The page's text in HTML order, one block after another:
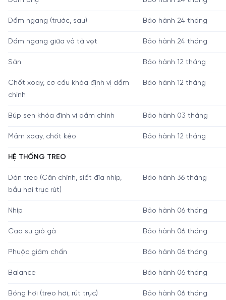
Dầm ngang (trước, sau) Bảo hành 24 tháng
Dầm ngang giữa và tà vẹt Bảo hành 24 tháng
Sàn Bảo hành 12 tháng
Chốt xoay, cơ cấu khóa định vị dầm
chính
Bảo hành 12 tháng
Búp sen khóa định vị dầm chính Bảo hành 03 tháng
Mâm xoay, chốt kéo Bảo hành 12 tháng
HỆ THỐNG TREO
Dàn treo (Cân chỉnh, siết đĩa nhíp,
bầu hơi trục rút)
Bảo hành 36 tháng
Nhíp Bảo hành 06 tháng
Cao su giò gà Bảo hành 06 tháng
Phuộc giảm chấn Bảo hành 06 tháng
Balance Bảo hành 06 tháng
Bóng hơi (treo hơi, rút trục) Bảo hành 06 tháng